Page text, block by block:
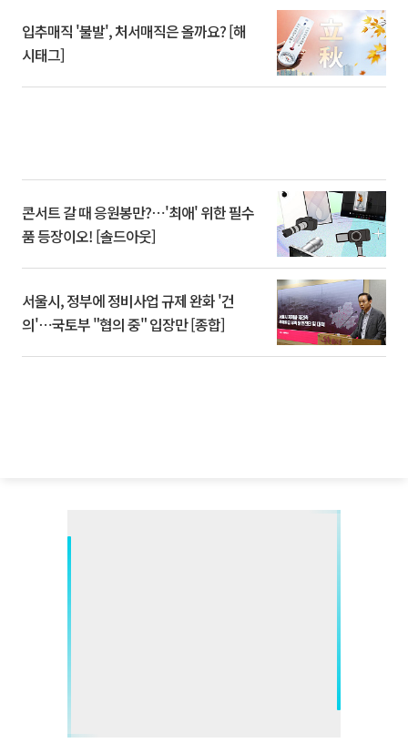
입추매직 '불발', 처서매직은 올까요? [해
시태그]
콘서트 갈 때 응원봉만?⋯'최애' 위한 필수
품 등장이오! [솔드아웃]
서울시, 정부에 정비사업 규제 완화 '건
의'⋯국토부 "협의 중" 입장만 [종합]